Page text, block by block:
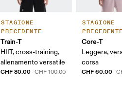
STAGIONE
PRECEDENTE
Train-T
HIIT, cross-training,
allenamento versatile
CHF 80.00 CHF 100.00
STAGIONE
Core-T
Leggera,
corsa
CHF 60.00